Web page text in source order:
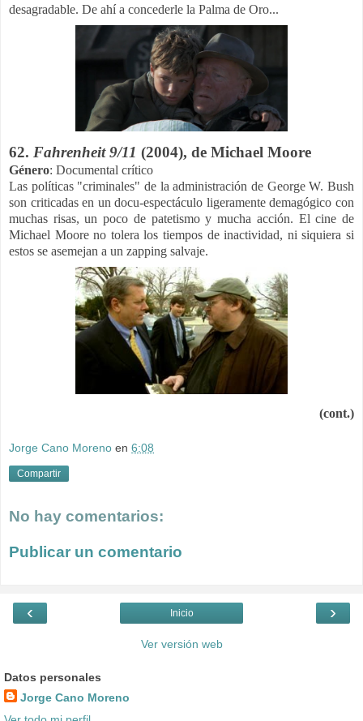
desagradable. De ahí a concederle la Palma de Oro...
62. Fahrenheit 9/11 (2004), de Michael Moore
Género: Documental crítico
Las políticas "criminales" de la administración de George W. Bush
son criticadas en un docu-espectáculo ligeramente demagógico con
muchas risas, un poco de patetismo y mucha acción. El cine de
Michael Moore no tolera los tiempos de inactividad, ni siquiera si
estos se asemejan a un zapping salvaje.
(cont.)
Jorge Cano Moreno en 6:08
Compartir
No hay comentarios:
Publicar un comentario
‹ ›
Inicio
Ver versión web
Datos personales
Jorge Cano Moreno